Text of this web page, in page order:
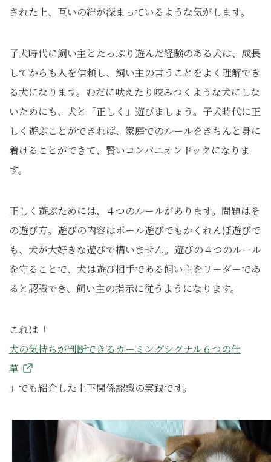
された上、互いの絆が深まっているような気がします。
子犬時代に飼い主とたっぷり遊んだ経験のある犬は、成長
してからも人を信頼し、飼い主の言うことをよく理解でき
る犬になります。むだに吠えたり咬みつくような犬にしな
いためにも、犬と「正しく」遊びましょう。子犬時代に正
しく遊ぶことができれば、家庭でのルールをきちんと身に
着けることができて、賢いコンパニオンドックになりま
す。
正しく遊ぶためには、４つのルールがあります。問題はそ
の遊び方。遊びの内容はボール遊びでもかくれんぼ遊びで
も、犬が大好きな遊びで構いません。遊びの４つのルール
を守ることで、犬は遊び相手である飼い主をリーダーであ
ると認識でき、飼い主の指示に従うようになります。
これは「
犬の気持ちが判断できるカーミングシグナル６つの仕
草
」でも紹介した上下関係認識の実践です。